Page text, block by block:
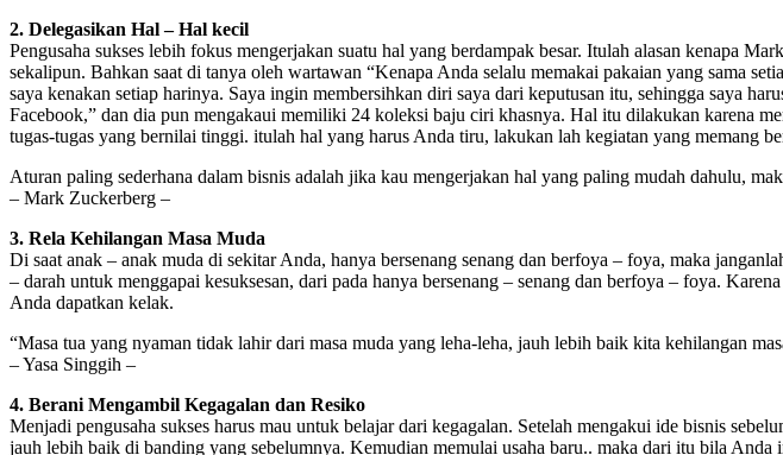
2. Delegasikan Hal – Hal kecil
Pengusaha sukses lebih fokus mengerjakan suatu hal yang berdampak besar. Itulah alasan kenapa
sekalipun. Bahkan saat di tanya oleh wartawan “Kenapa Anda selalu memakai pakaian yang sama
saya kenakan setiap harinya. Saya ingin membersihkan diri saya dari keputusan itu, sehingga saya
Facebook,” dan dia pun mengakaui memiliki 24 koleksi baju ciri khasnya. Hal itu dilakukan karena
tugas-tugas yang bernilai tinggi. itulah hal yang harus Anda tiru, lakukan lah kegiatan yang memang
Aturan paling sederhana dalam bisnis adalah jika kau mengerjakan hal yang paling mudah dahulu,
– Mark Zuckerberg –
3. Rela Kehilangan Masa Muda
Di saat anak – anak muda di sekitar Anda, hanya bersenang senang dan berfoya – foya, maka
– darah untuk menggapai kesuksesan, dari pada hanya bersenang – senang dan berfoya – foya.
Anda dapatkan kelak.
“Masa tua yang nyaman tidak lahir dari masa muda yang leha-leha, jauh lebih baik kita kehilangan
– Yasa Singgih –
4. Berani Mengambil Kegagalan dan Resiko
Menjadi pengusaha sukses harus mau untuk belajar dari kegagalan. Setelah mengakui ide bisnis
jauh lebih baik di banding yang sebelumnya. Kemudian memulai usaha baru.. maka dari itu bila Anda